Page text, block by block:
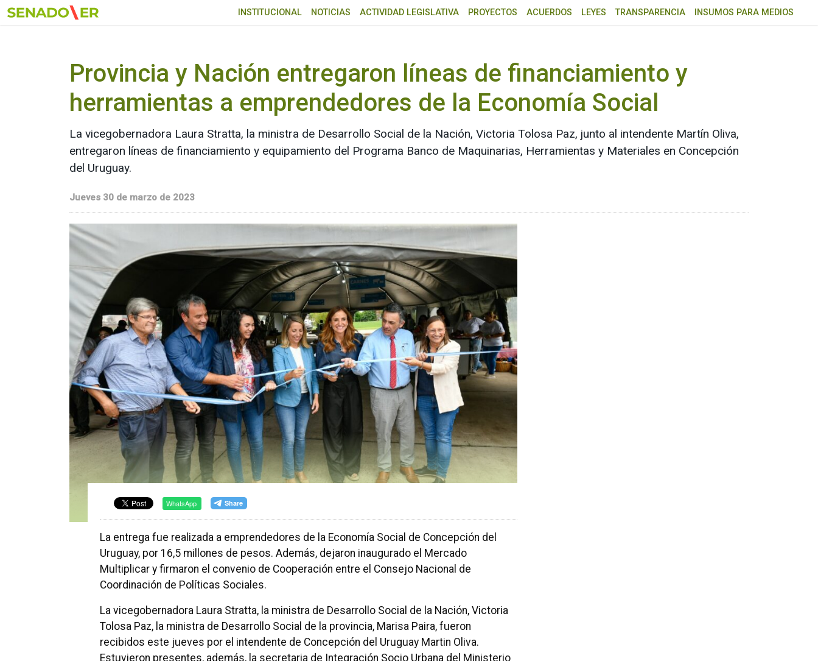
Ir al menú principal
INSTITUCIONAL NOTICIAS ACTIVIDAD LEGISLATIVA PROYECTOS ACUERDOS LEYES TRANSPARENCIA INSUMOS PARA MEDIOS
Provincia y Nación entregaron líneas de financiamiento y
herramientas a emprendedores de la Economía Social
La vicegobernadora Laura Stratta, la ministra de Desarrollo Social de la Nación, Victoria Tolosa Paz, junto al intendente Martín Oliva,
entregaron líneas de financiamiento y equipamiento del Programa Banco de Maquinarias, Herramientas y Materiales en Concepción
del Uruguay.
Jueves 30 de marzo de 2023
WhatsApp
La entrega fue realizada a emprendedores de la Economía Social de Concepción del
Uruguay, por 16,5 millones de pesos. Además, dejaron inaugurado el Mercado
Multiplicar y firmaron el convenio de Cooperación entre el Consejo Nacional de
Coordinación de Políticas Sociales.
La vicegobernadora Laura Stratta, la ministra de Desarrollo Social de la Nación, Victoria
Tolosa Paz, la ministra de Desarrollo Social de la provincia, Marisa Paira, fueron
recibidos este jueves por el intendente de Concepción del Uruguay Martin Oliva.
Estuvieron presentes, además, la secretaria de Integración Socio Urbana del Ministerio